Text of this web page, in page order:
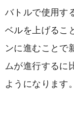
バトルで使用す
ベルを上げるこ
ンに進むことで
ムが進行するに
ようになります。